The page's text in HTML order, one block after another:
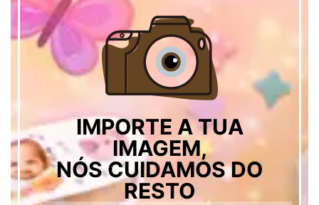
IMPORTE A TUA
IMAGEM,
NÓS CUIDAMOS DO
RESTO